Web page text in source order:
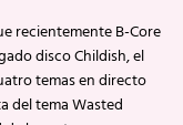
recientemente B-Core
disco Childish, el
temas en directo
del tema Wasted